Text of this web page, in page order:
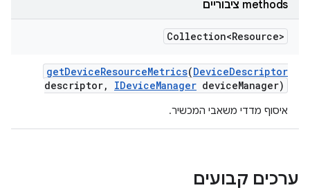
‫methods ציבוריים
Collection<Resource>
getDeviceResourceMetrics(DeviceDescriptor
descriptor, IDeviceManager deviceManager)
איסוף מדדי משאבי המכשיר.
ערכים קבועים